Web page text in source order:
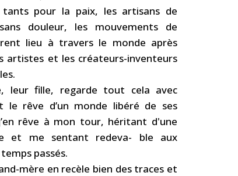
tants pour la paix, les artisans de
sans douleur, les mouvements de
lieu à travers le monde après
artistes et les créateurs-inventeurs
leur fille, regarde tout cela avec
le rêve d’un monde libéré de ses
rêve à mon tour, héritant d'une
et me sentant redeva- ble aux
passés.
mère en recèle bien des traces et